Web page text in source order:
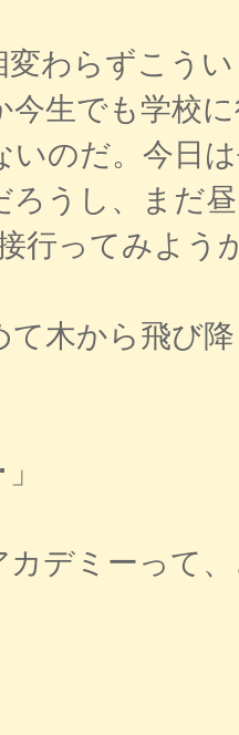
変わらずこう
今生でも学校
いのだ。今日
ろうし、まだ
行ってみよう
木から飛び
カデミーって